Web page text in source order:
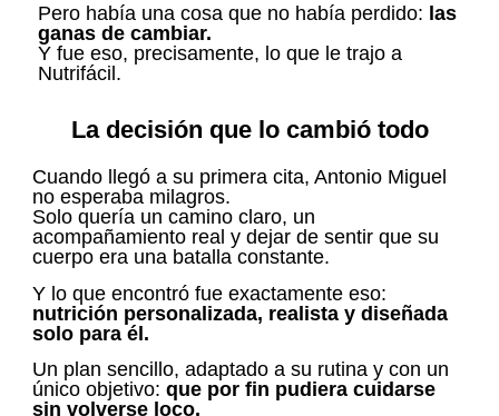
Pero había una cosa que no había perdido: las
ganas de cambiar.
Y fue eso, precisamente, lo que le trajo a
Nutrifácil.
La decisión que lo cambió todo
Cuando llegó a su primera cita, Antonio Miguel
no esperaba milagros.
Solo quería un camino claro, un
acompañamiento real y dejar de sentir que su
cuerpo era una batalla constante.
Y lo que encontró fue exactamente eso:
nutrición personalizada, realista y diseñada
solo para él.
Un plan sencillo, adaptado a su rutina y con un
único objetivo: que por fin pudiera cuidarse
sin volverse loco.